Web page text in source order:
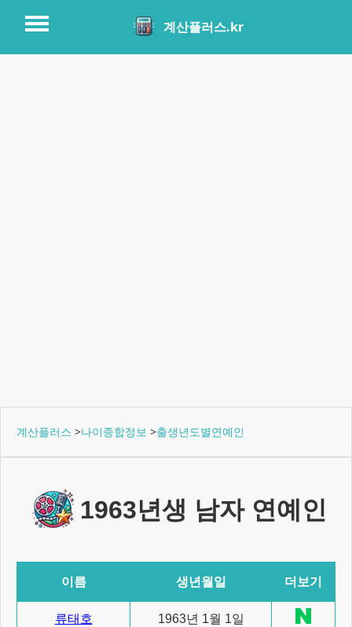
계산플러스.kr
계산플러스 >나이종합정보 >출생년도별연예인
1963년생 남자 연예인
이름 생년월일 더보기
류태호 1963년 1월 1일